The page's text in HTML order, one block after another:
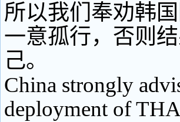
所以我们奉劝韩
一意孤行，否则
己。
China strongly
deployment of